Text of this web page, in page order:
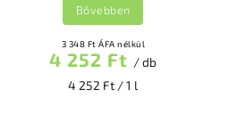
3 348 Ft ÁFA nélkül
4 252 Ft / db
4 252 Ft / 1 l
Bővebben